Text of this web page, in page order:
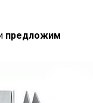
предложим